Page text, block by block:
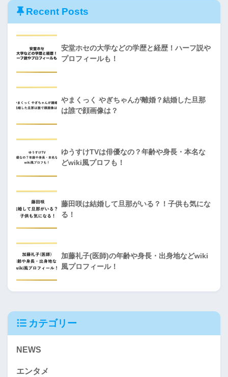
Recent Posts
安堂ホセの大学などの学歴と経歴！ハーフ説や
プロフィールも！
やまくっく やぎちゃんが離婚？結婚した旦那
は誰で顔画像は？
ゆうすけTVは俳優なの？年齢や身長・本名な
どwiki風プロフも！
藤田咲は結婚して旦那がいる？！子供も気にな
る！
加藤礼子(医師)の年齢や身長・出身地などwiki
風プロフィール！
カテゴリー
NEWS
エンタメ